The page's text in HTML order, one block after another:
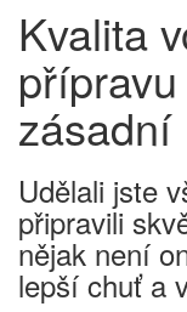
Kvalita
zásadní
Udělali jste
připravili
nějak není
lepší chuť a